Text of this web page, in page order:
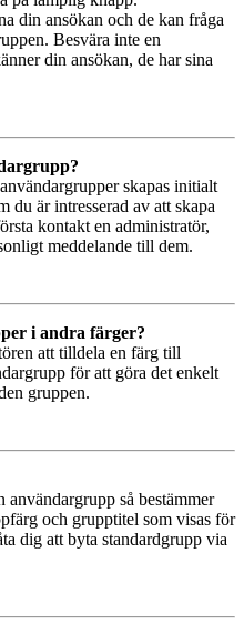
din ansökan och de kan fråga
Besvära inte en
din ansökan, de har sina
skapas initialt
du är intresserad av att skapa
kontakt en administratör,
meddelande till dem.
i andra färger?
att tilldela en färg till
för att göra det enkelt
gruppen.
så bestämmer
och grupptitel som visas för
dig att byta standardgrupp via